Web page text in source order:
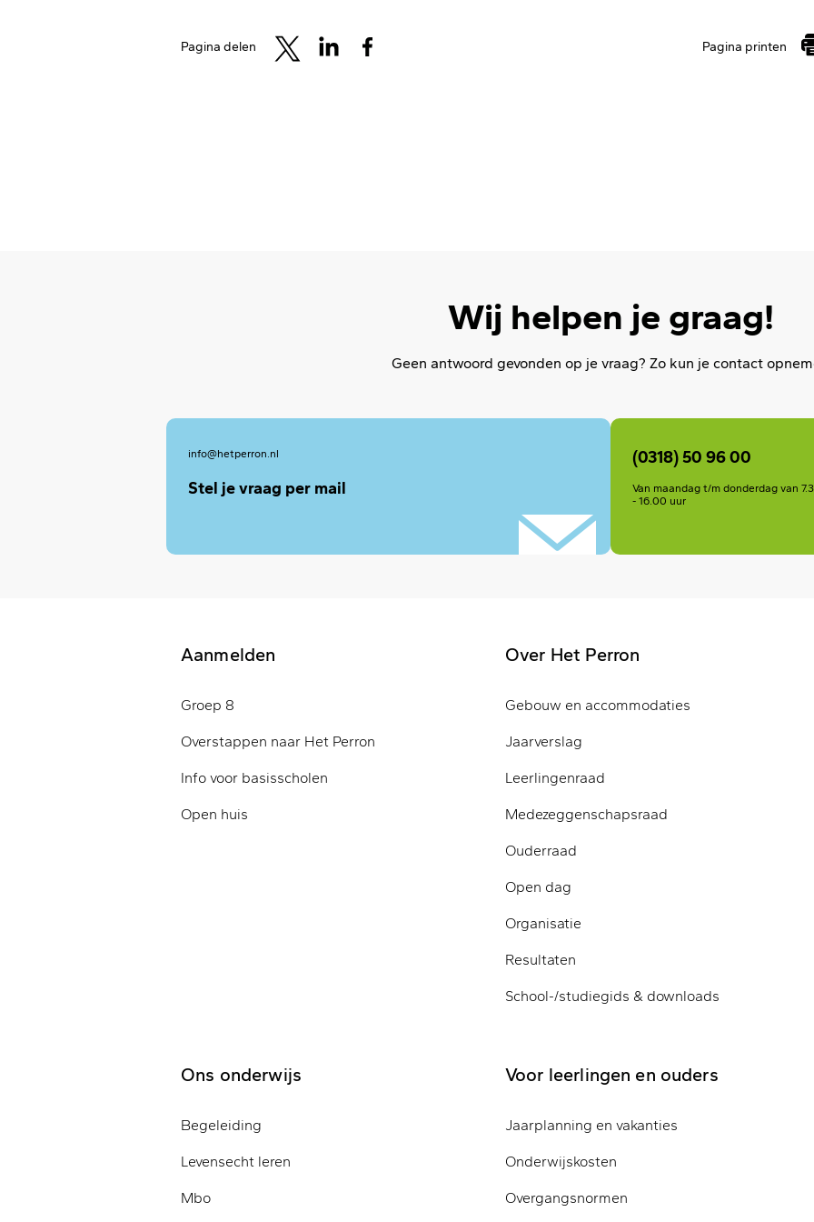
Pagina delen Pagina printen
Wij helpen je graag!
Geen antwoord gevonden op je vraag? Zo kun je contact
info@hetperron.nl
Stel je vraag per mail
(0318) 50 96 00
Van maandag t/m donderdag van
- 16.00 uur
Aanmelden
Groep 8
Overstappen naar Het Perron
Info voor basisscholen
Open huis
Over Het Perron
Gebouw en accommodaties
Jaarverslag
Leerlingenraad
Medezeggenschapsraad
Ouderraad
Open dag
Organisatie
Resultaten
School-/studiegids & downloads
Ons onderwijs
Begeleiding
Levensecht leren
Mbo
Voor leerlingen en ouders
Jaarplanning en vakanties
Onderwijskosten
Overgangsnormen